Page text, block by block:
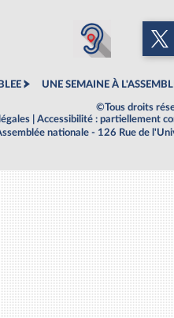
UNE SEMAINE À
©Tous droits
Accessibilité : partiellement
nationale - 126 Rue de